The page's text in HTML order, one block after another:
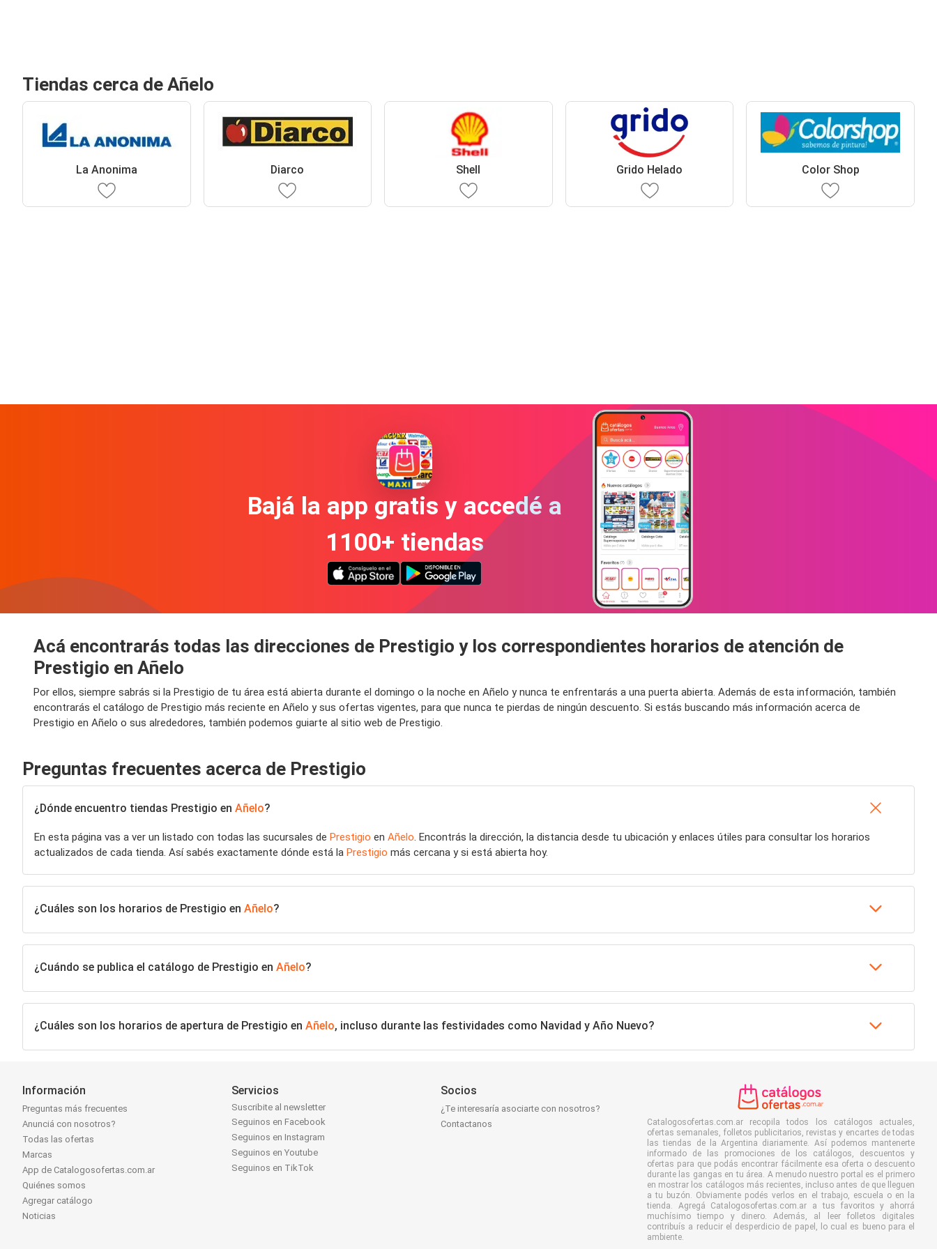
Tiendas cerca de Añelo
La Anonima Diarco Shell Grido Helado Color Shop
Bajá la app gratis y accedé a
1100+ tiendas
Acá encontrarás todas las direcciones de Prestigio y los correspondientes horarios de atención de
Prestigio en Añelo
Por ellos, siempre sabrás si la Prestigio de tu área está abierta durante el domingo o la noche en Añelo y nunca te enfrentarás a una puerta abierta. Además de esta información, también
encontrarás el catálogo de Prestigio más reciente en Añelo y sus ofertas vigentes, para que nunca te pierdas de ningún descuento. Si estás buscando más información acerca de
Prestigio en Añelo o sus alrededores, también podemos guiarte al sitio web de Prestigio.
Preguntas frecuentes acerca de Prestigio
¿Dónde encuentro tiendas Prestigio en Añelo?
En esta página vas a ver un listado con todas las sucursales de Prestigio en Añelo. Encontrás la dirección, la distancia desde tu ubicación y enlaces útiles para consultar los horarios
actualizados de cada tienda. Así sabés exactamente dónde está la Prestigio más cercana y si está abierta hoy.
¿Cuáles son los horarios de Prestigio en Añelo?
¿Cuándo se publica el catálogo de Prestigio en Añelo?
¿Cuáles son los horarios de apertura de Prestigio en Añelo, incluso durante las festividades como Navidad y Año Nuevo?
Información
Preguntas más frecuentes
Anunciá con nosotros?
Todas las ofertas
Marcas
App de Catalogosofertas.com.ar
Quiénes somos
Agregar catálogo
Noticias
Servicios
Suscribite al newsletter
Seguinos en Facebook
Seguinos en Instagram
Seguinos en Youtube
Seguinos en TikTok
Socios
¿Te interesaría asociarte con nosotros?
Contactanos
Catalogosofertas.com.ar recopila todos los catálogos actuales,
ofertas semanales, folletos publicitarios, revistas y encartes de todas
las tiendas de la Argentina diariamente. Así podemos mantenerte
informado de las promociones de los catálogos, descuentos y
ofertas para que podás encontrar fácilmente esa oferta o descuento
durante las gangas en tu área. A menudo nuestro portal es el primero
en mostrar los catálogos más recientes, incluso antes de que lleguen
a tu buzón. Obviamente podés verlos en el trabajo, escuela o en la
tienda. Agregá Catalogosofertas.com.ar a tus favoritos y ahorrá
muchísimo tiempo y dinero. Además, al leer folletos digitales
contribuís a reducir el desperdicio de papel, lo cual es bueno para el
ambiente.